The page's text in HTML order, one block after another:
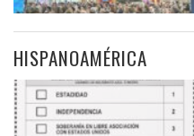
HISPANOAMÉRICA